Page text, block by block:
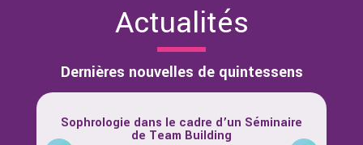
Actualités
Dernières nouvelles de quintessens
Sophrologie dans le cadre d’un Séminaire
de Team Building